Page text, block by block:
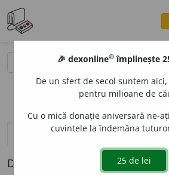
definiții (1) pronunțievolume_up (44)
Definiția cu ID-ul 889654:
🎉 dexonline® împlinește
De un sfert de secol suntem
pentru milioane de
Cu o mică donație aniversară ne-
cuvintele la îndemâna